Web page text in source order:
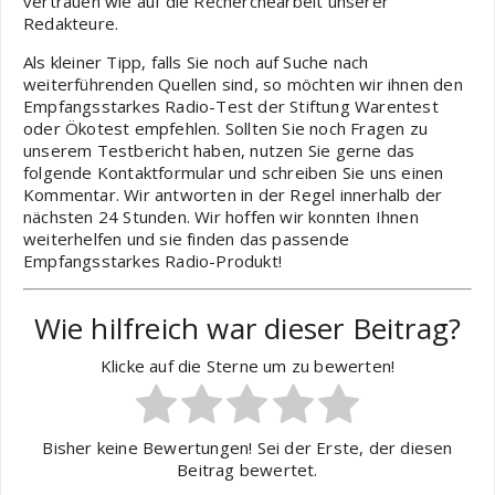
Redakteure.
Als kleiner Tipp, falls Sie noch auf Suche nach
weiterführenden Quellen sind, so möchten wir ihnen den
Empfangsstarkes Radio-Test der Stiftung Warentest
oder Ökotest empfehlen. Sollten Sie noch Fragen zu
unserem Testbericht haben, nutzen Sie gerne das
folgende Kontaktformular und schreiben Sie uns einen
Kommentar. Wir antworten in der Regel innerhalb der
nächsten 24 Stunden. Wir hoffen wir konnten Ihnen
weiterhelfen und sie finden das passende
Empfangsstarkes Radio-Produkt!
Wie hilfreich war dieser Beitrag?
Klicke auf die Sterne um zu bewerten!
Bisher keine Bewertungen! Sei der Erste, der diesen
Beitrag bewertet.